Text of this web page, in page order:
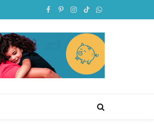
Facebook
Pinterest
Instagram
TikTokWhatsApp